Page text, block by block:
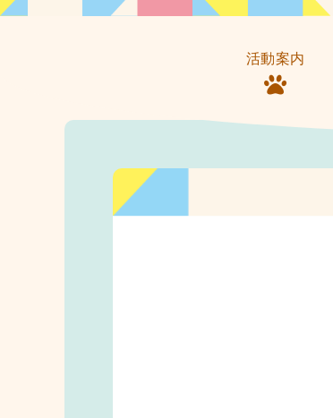
活動案内